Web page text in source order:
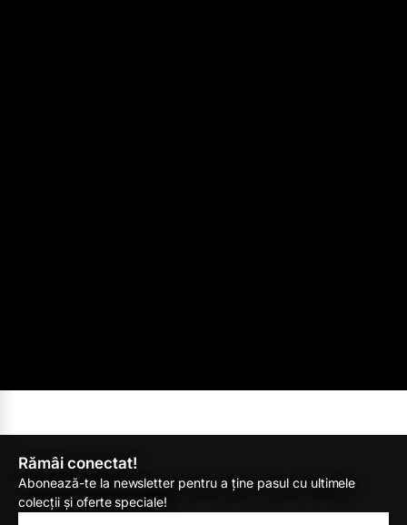
Rămâi conectat!
Abonează-te la newsletter pentru a ține pasul cu ultimele
colecții și oferte speciale!